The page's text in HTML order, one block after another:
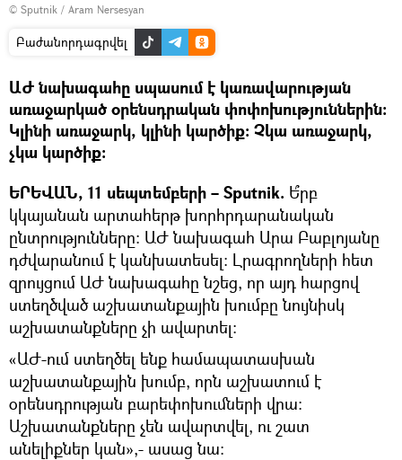
© Sputnik / Aram Nersesyan
Բաժանորդագրվել
ԱԺ նախագահը սպասում է կառավարության
առաջարկած օրենսդրական փոփոխություններին:
Կլինի առաջարկ, կլինի կարծիք։ Չկա առաջարկ,
չկա կարծիք:
ԵՐԵՎԱՆ, 11 սեպտեմբերի – Sputnik. Ե՞րբ
կկայանան արտահերթ խորհրդարանական
ընտրությունները։ ԱԺ նախագահ Արա Բաբլոյանը
դժվարանում է կանխատեսել: Լրագրողների հետ
զրույցում ԱԺ նախագահը նշեց, որ այդ հարցով
ստեղծված աշխատանքային խումբը նույնիսկ
աշխատանքները չի ավարտել։
«ԱԺ-ում ստեղծել ենք համապատասխան
աշխատանքային խումբ, որն աշխատում է
օրենսդրության բարեփոխումների վրա:
Աշխատանքները չեն ավարտվել, ու շատ
անելիքներ կան»,- ասաց նա։